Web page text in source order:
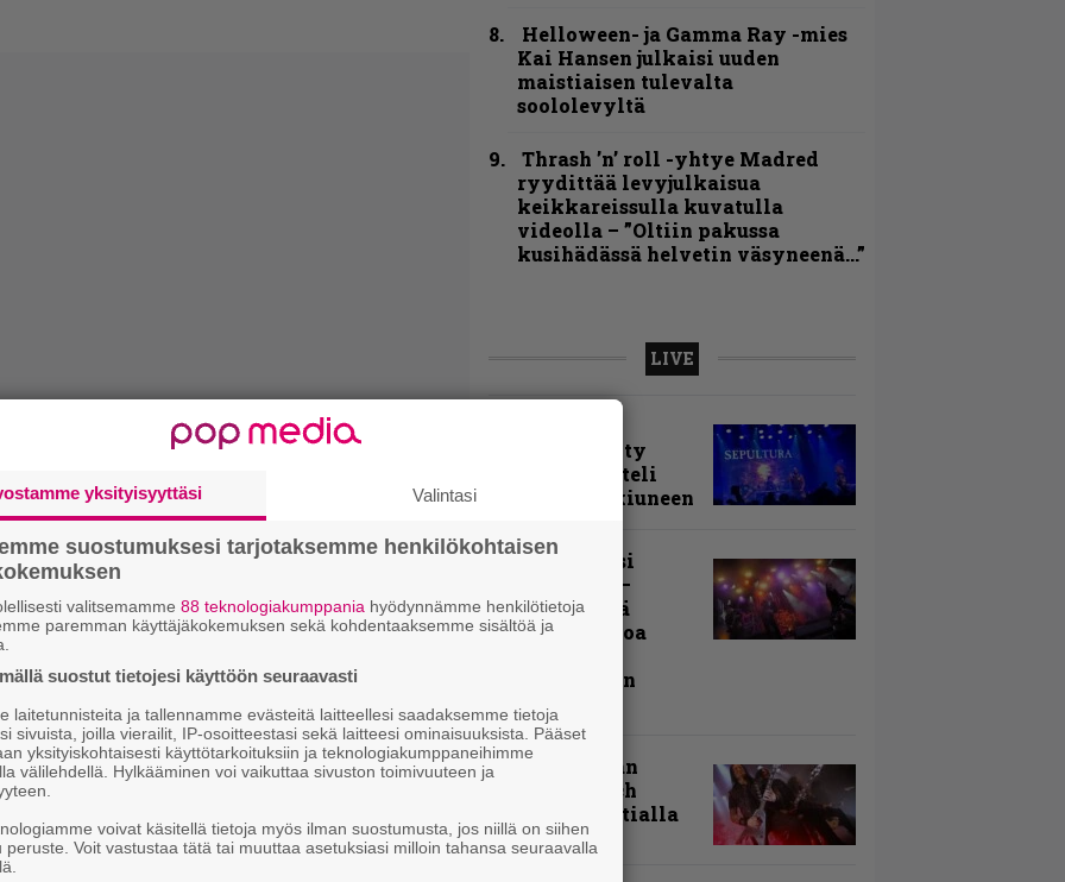
kuin pieniltä
– arviossa Fit for
Infernossa 9/2024.
Ollila
Helloween- ja Gamma Ray -mies
Kai Hansen julkaisi uuden
maistiaisen tulevalta
soololevyltä
Thrash ’n’ roll -yhtye Madred
ryydittää levyjulkaisua
keikkareissulla kuvatulla
videolla – ”Oltiin pakussa
kusihädässä helvetin väsyneenä…”
LIVE
Loppuunmyyty
Tavastia saatteli
Sepulturan ikiuneen
Rokki Raikasi
Tampereella –
Infernon neljä
väkevää nostoa
kakkospäivän
esityksistä
Paluu vanhaan
liittoon – Arch
Enemy Tavastialla
yksityisyyttäsi Valintasi
suostumuksesi tarjotaksemme henkilökohtaisen
valitsemamme 88 teknologiakumppania hyödynnämme henkilötietoja
paremman käyttäjäkokemuksen sekä kohdentaaksemme sisältöä ja
suostut tietojesi käyttöön seuraavasti
laitetunnisteita ja tallennamme evästeitä laitteellesi saadaksemme tietoja
sivuista, joilla vierailit, IP-osoitteestasi sekä laitteesi ominaisuuksista. Pääset
yksityiskohtaisesti käyttötarkoituksiin ja teknologiakumppaneihimme
välilehdellä. Hylkääminen voi vaikuttaa sivuston toimivuuteen ja
voivat käsitellä tietoja myös ilman suostumusta, jos niillä on siihen
peruste. Voit vastustaa tätä tai muuttaa asetuksiasi milloin tahansa seuraavalla